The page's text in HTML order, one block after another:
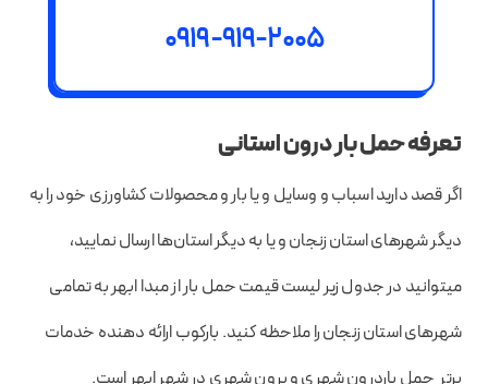
0919-919-2005
تعرفه حمل بار درون استانی
اگر قصد دارید اسباب و وسایل و یا بار و محصولات کشاورزی خود را به
دیگر شهرهای استان زنجان و یا به دیگر استان‌ها ارسال نمایید،
میتوانید در جدول زیر لیست قیمت حمل بار از مبدا ابهر به تمامی
شهرهای استان زنجان را ملاحظه کنید. بارکوب ارائه دهنده خدمات